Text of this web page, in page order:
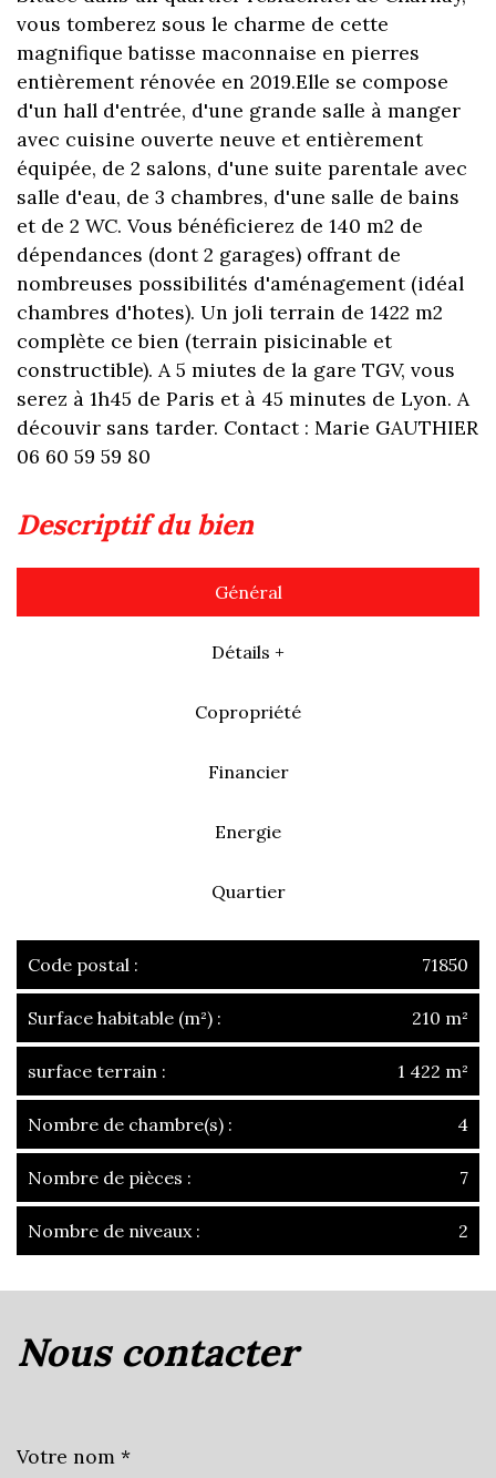
vous tomberez sous le charme de cette
magnifique batisse maconnaise en pierres
entièrement rénovée en 2019.Elle se compose
d'un hall d'entrée, d'une grande salle à manger
avec cuisine ouverte neuve et entièrement
équipée, de 2 salons, d'une suite parentale avec
salle d'eau, de 3 chambres, d'une salle de bains
et de 2 WC. Vous bénéficierez de 140 m2 de
dépendances (dont 2 garages) offrant de
nombreuses possibilités d'aménagement (idéal
chambres d'hotes). Un joli terrain de 1422 m2
complète ce bien (terrain pisicinable et
constructible). A 5 miutes de la gare TGV, vous
serez à 1h45 de Paris et à 45 minutes de Lyon. A
découvir sans tarder. Contact : Marie GAUTHIER
06 60 59 59 80
descriptif du bien
Général
Détails +
Copropriété
Financier
Energie
Quartier
Code postal : 71850
Surface habitable (m²) : 210 m²
surface terrain : 1 422 m²
Nombre de chambre(s) : 4
Nombre de pièces : 7
Nombre de niveaux : 2
nous contacter